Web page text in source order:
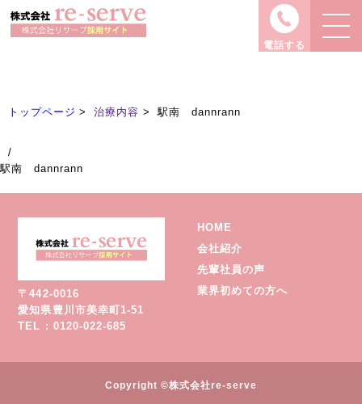
電話する
Treatment
トップページ 治療内容 駅南 dannrann
/
駅南 dannrann
〒442-0016
愛知県豊川市美幸町1-51
TEL : 0120-022-685
HOME
会社紹介
先輩社員の声
業界初めての方へ
Copyright ©株式会社re-serve